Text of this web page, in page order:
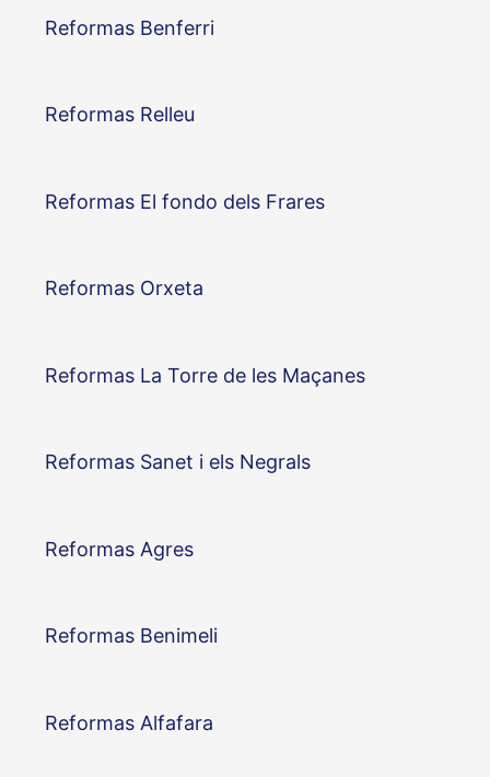
Reformas Benferri
Reformas Relleu
Reformas El fondo dels Frares
Reformas Orxeta
Reformas La Torre de les Maçanes
Reformas Sanet i els Negrals
Reformas Agres
Reformas Benimeli
Reformas Alfafara